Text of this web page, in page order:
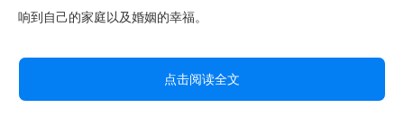
响到自己的家庭以及婚姻的幸福。
点击阅读全文